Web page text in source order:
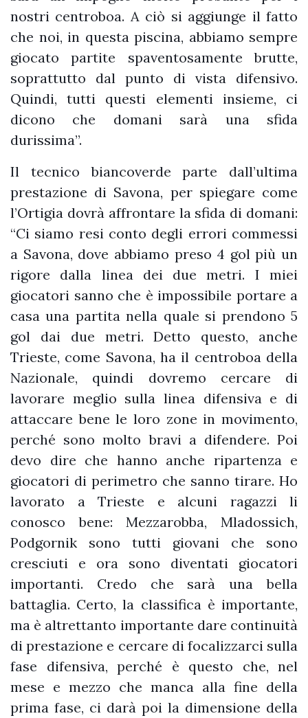
nostri centroboa. A ciò si aggiunge il fatto
che noi, in questa piscina, abbiamo sempre
giocato partite spaventosamente brutte,
soprattutto dal punto di vista difensivo.
Quindi, tutti questi elementi insieme, ci
dicono che domani sarà una sfida
durissima”.
Il tecnico biancoverde parte dall’ultima
prestazione di Savona, per spiegare come
l’Ortigia dovrà affrontare la sfida di domani:
“Ci siamo resi conto degli errori commessi
a Savona, dove abbiamo preso 4 gol più un
rigore dalla linea dei due metri. I miei
giocatori sanno che è impossibile portare a
casa una partita nella quale si prendono 5
gol dai due metri. Detto questo, anche
Trieste, come Savona, ha il centroboa della
Nazionale, quindi dovremo cercare di
lavorare meglio sulla linea difensiva e di
attaccare bene le loro zone in movimento,
perché sono molto bravi a difendere. Poi
devo dire che hanno anche ripartenza e
giocatori di perimetro che sanno tirare. Ho
lavorato a Trieste e alcuni ragazzi li
conosco bene: Mezzarobba, Mladossich,
Podgornik sono tutti giovani che sono
cresciuti e ora sono diventati giocatori
importanti. Credo che sarà una bella
battaglia. Certo, la classifica è importante,
ma è altrettanto importante dare continuità
di prestazione e cercare di focalizzarci sulla
fase difensiva, perché è questo che, nel
mese e mezzo che manca alla fine della
prima fase, ci darà poi la dimensione della